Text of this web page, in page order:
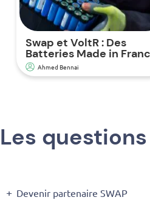
Swap et VoltR : Des
Batteries Made in
pour une Performance
Durable et d’Impact
Ahmed Bennai
Les
Devenir partenaire SWAP